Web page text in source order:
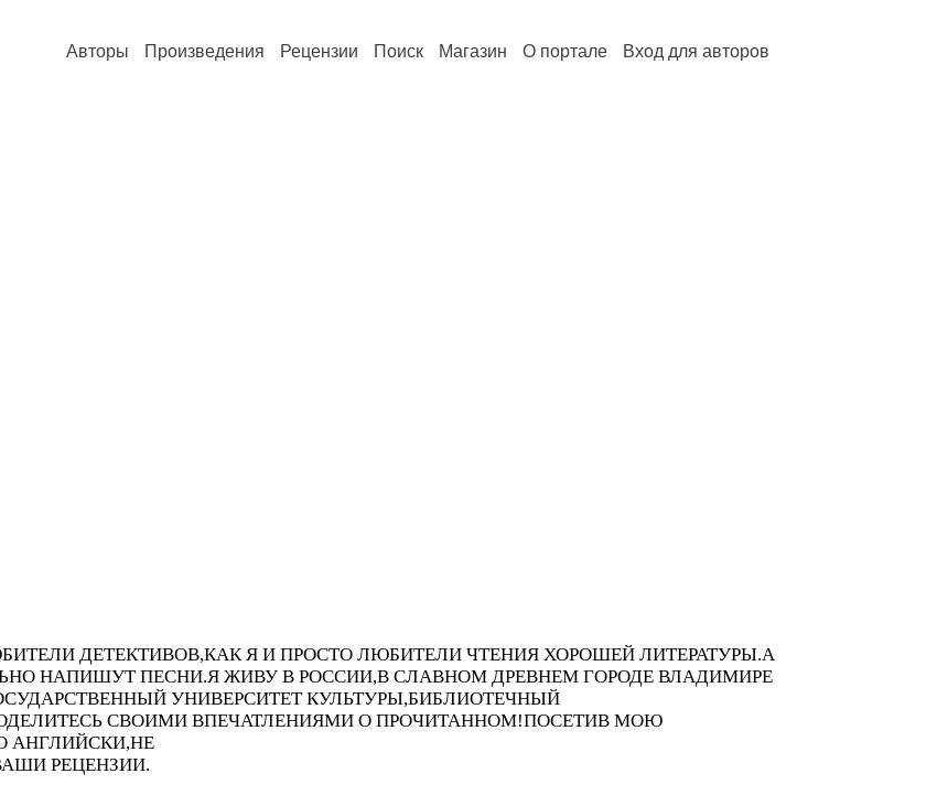
Авторы Произведения Рецензии Поиск Магазин О портале Вход для авторов
ДЕТЕКТИВОВ,КАК Я И ПРОСТО ЛЮБИТЕЛИ ЧТЕНИЯ ХОРОШЕЙ ЛИТЕРАТУРЫ.А
НАПИШУТ ПЕСНИ.Я ЖИВУ В РОССИИ,В СЛАВНОМ ДРЕВНЕМ ГОРОДЕ ВЛАДИМИРЕ
УНИВЕРСИТЕТ КУЛЬТУРЫ,БИБЛИОТЕЧНЫЙ
СВОИМИ ВПЕЧАТЛЕНИЯМИ О ПРОЧИТАННОМ!ПОСЕТИВ МОЮ
АНГЛИЙСКИ,НЕ
РЕЦЕНЗИИ.